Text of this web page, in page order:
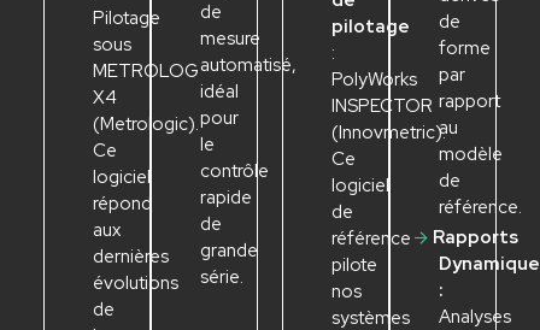
Pilotage
sous
METROLOG
X4
(Metrologic).
Ce
logiciel
répond
aux
dernières
évolutions
de
de
mesure
automatisé,
idéal
pour
le
contrôle
rapide
de
grande
série.
pilotage
:
PolyWorks
INSPECTOR
(Innovmetric).
Ce
logiciel
de
référence
pilote
nos
systèmes
de
forme
par
rapport
au
modèle
de
référence.
Rapports
:
Analyses